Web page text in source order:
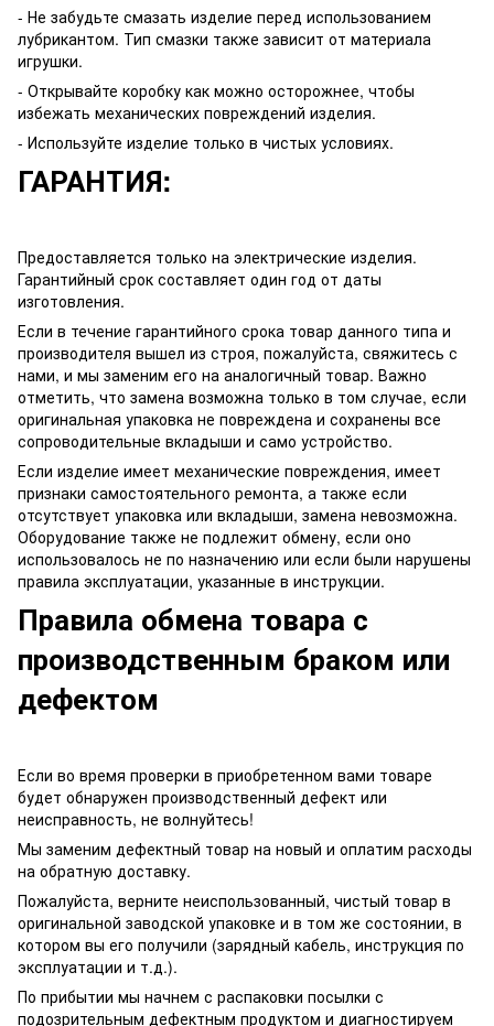
- Не забудьте смазать изделие перед использованием
лубрикантом. Тип смазки также зависит от материала
игрушки.
- Открывайте коробку как можно осторожнее, чтобы
избежать механических повреждений изделия.
- Используйте изделие только в чистых условиях.
ГАРАНТИЯ:
Предоставляется только на электрические изделия.
Гарантийный срок составляет один год от даты
изготовления.
Если в течение гарантийного срока товар данного типа и
производителя вышел из строя, пожалуйста, свяжитесь с
нами, и мы заменим его на аналогичный товар. Важно
отметить, что замена возможна только в том случае, если
оригинальная упаковка не повреждена и сохранены все
сопроводительные вкладыши и само устройство.
Если изделие имеет механические повреждения, имеет
признаки самостоятельного ремонта, а также если
отсутствует упаковка или вкладыши, замена невозможна.
Оборудование также не подлежит обмену, если оно
использовалось не по назначению или если были нарушены
правила эксплуатации, указанные в инструкции.
Правила обмена товара с
производственным браком или
дефектом
Если во время проверки в приобретенном вами товаре
будет обнаружен производственный дефект или
неисправность, не волнуйтесь!
Мы заменим дефектный товар на новый и оплатим расходы
на обратную доставку.
Пожалуйста, верните неиспользованный, чистый товар в
оригинальной заводской упаковке и в том же состоянии, в
котором вы его получили (зарядный кабель, инструкция по
эксплуатации и т.д.).
По прибытии мы начнем с распаковки посылки с
подозрительным дефектным продуктом и диагностируем